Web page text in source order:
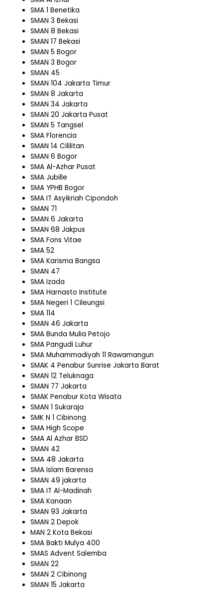
SMA 1 Benetika
SMAN 3 Bekasi
SMAN 8 Bekasi
SMAN 17 Bekasi
SMAN 5 Bogor
SMAN 3 Bogor
SMAN 45
SMAN 104 Jakarta Timur
SMAN 8 Jakarta
SMAN 34 Jakarta
SMAN 20 Jakarta Pusat
SMAN 5 Tangsel
SMA Florencia
SMAN 14 Cililitan
SMAN 6 Bogor
SMA Al-Azhar Pusat
SMA Jubille
SMA YPHB Bogor
SMA IT Asyikriah Cipondoh
SMAN 71
SMAN 6 Jakarta
SMAN 68 Jakpus
SMA Fons Vitae
SMA 52
SMA Karisma Bangsa
SMAN 47
SMA Izada
SMA Harnasto Institute
SMA Negeri 1 Cileungsi
SMA 114
SMAN 46 Jakarta
SMA Bunda Mulia Petojo
SMA Pangudi Luhur
SMA Muhammadiyah 11 Rawamangun
SMAK 4 Penabur Sunrise Jakarta Barat
SMAN 12 Teluknaga
SMAN 77 Jakarta
SMAK Penabur Kota Wisata
SMAN 1 Sukaraja
SMK N 1 Cibinong
SMA High Scope
SMA Al Azhar BSD
SMAN 42
SMA 48 Jakarta
SMA Islam Barensa
SMAN 49 jakarta
SMA IT Al-Madinah
SMA Kanaan
SMAN 93 Jakarta
SMAN 2 Depok
MAN 2 Kota Bekasi
SMA Bakti Mulya 400
SMAS Advent Salemba
SMAN 22
SMAN 2 Cibinong
SMAN 15 Jakarta